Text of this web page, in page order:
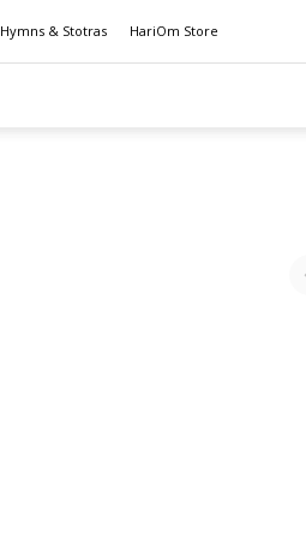
Hymns & Stotras HariOm Store